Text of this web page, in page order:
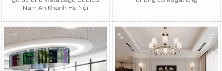
Nam An Khánh Hà Nội